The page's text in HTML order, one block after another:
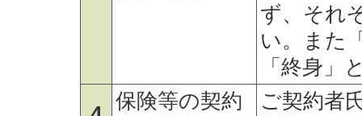
ず、それ
い。また
「終身」
保険等の契約
ご契約者